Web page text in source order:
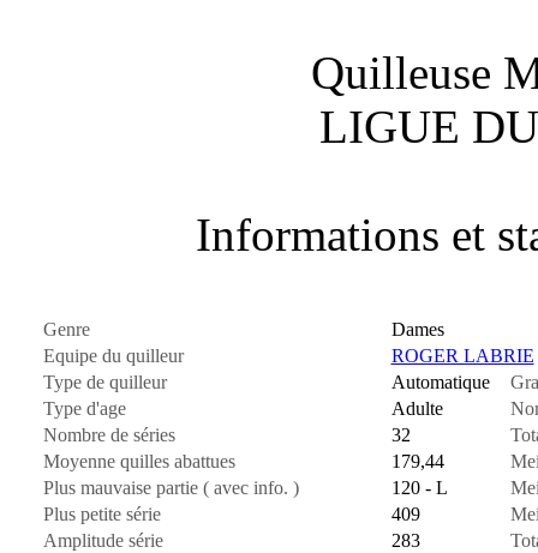
Quilleuse
LIGUE
Informations et
Genre
Dames
Equipe du quilleur
ROGER LABRIE
Type de quilleur
Automatique
Type d'age
Adulte
Nombre de séries
32
Moyenne quilles abattues
179,44
Plus mauvaise partie ( avec info. )
120 - L
Plus petite série
409
Amplitude série
283